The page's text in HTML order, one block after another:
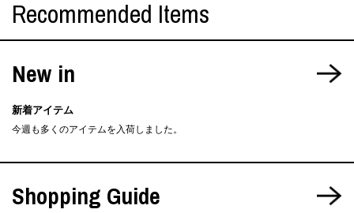
Recommended Items
New in
新着アイテム
今週も多くのアイテムを入荷しました。
Shopping Guide